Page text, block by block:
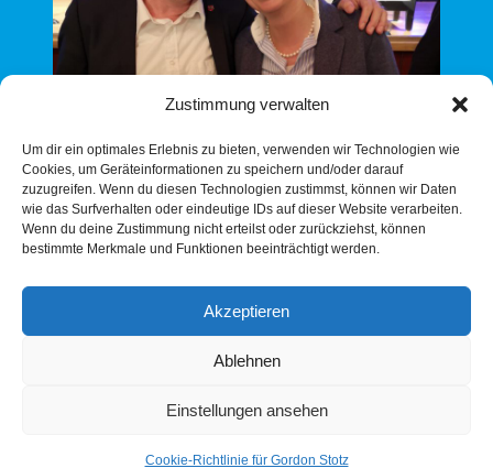
Zustimmung verwalten
Um dir ein optimales Erlebnis zu bieten, verwenden wir Technologien wie
Cookies, um Geräteinformationen zu speichern und/oder darauf
zuzugreifen. Wenn du diesen Technologien zustimmst, können wir Daten
wie das Surfverhalten oder eindeutige IDs auf dieser Website verarbeiten.
Wenn du deine Zustimmung nicht erteilst oder zurückziehst, können
bestimmte Merkmale und Funktionen beeinträchtigt werden.
Akzeptieren
Ablehnen
Einstellungen ansehen
Cookie-Richtlinie für Gordon Stotz
Gordon Stotz und Dr. Alice Weidel